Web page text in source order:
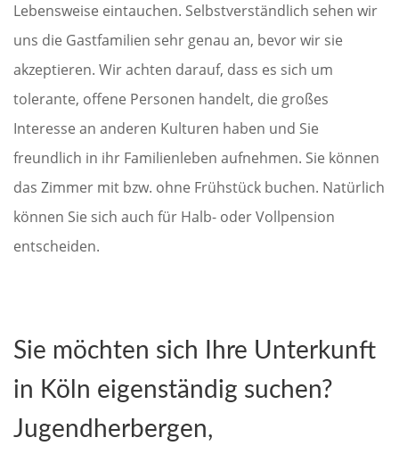
Lebensweise eintauchen. Selbstverständlich sehen wir
uns die Gastfamilien sehr genau an, bevor wir sie
akzeptieren. Wir achten darauf, dass es sich um
tolerante, offene Personen handelt, die großes
Interesse an anderen Kulturen haben und Sie
freundlich in ihr Familienleben aufnehmen. Sie können
das Zimmer mit bzw. ohne Frühstück buchen. Natürlich
können Sie sich auch für Halb- oder Vollpension
entscheiden.
Sie möchten sich Ihre Unterkunft
in Köln eigenständig suchen?
Jugendherbergen,